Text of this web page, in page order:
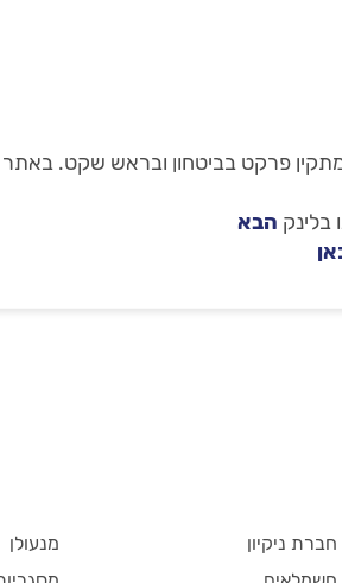
פרקט בביטחון ובראש שקט. באתר
הבא
חברת ניקיון
מנעולן